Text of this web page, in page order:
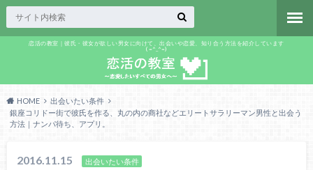
恋活の教室｜彼氏・彼女が欲しい男女に向けて、出会いや恋愛、知り合う方法を紹介しています
(=^_^=)
HOME
出会いたい条件
銀座コリドー街で彼氏を作る、丸の内の商社などエリートサラリーマン男性と出会う
方法｜ナンパ待ち、アプリ。
2016.11.15 出会いたい条件